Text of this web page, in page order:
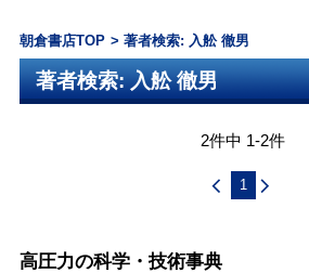
朝倉書店TOP 著者検索: 入舩 徹男
著者検索: 入舩 徹男
2件中 1-2件
1
高圧力の科学・技術事典